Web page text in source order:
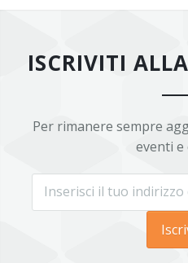
ISCRIVITI
Per rimanere sempre
eventi